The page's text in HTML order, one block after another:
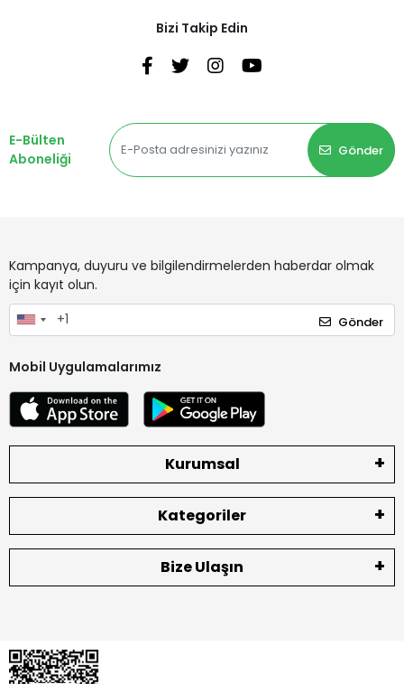
Bizi Takip Edin
E-Bülten
Aboneliği
Gönder
Kampanya, duyuru ve bilgilendirmelerden haberdar olmak
için kayıt olun.
Gönder
Mobil Uygulamalarımız
Kurumsal
Kategoriler
Bize Ulaşın